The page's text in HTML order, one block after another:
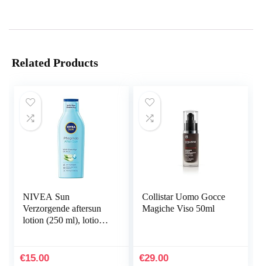
Related Products
NIVEA Sun
Verzorgende aftersun
lotion (250 ml), lotion
zonnebaden, aftersun
€15.00
Collistar Uomo Gocce
Magiche Viso 50ml
€29.00